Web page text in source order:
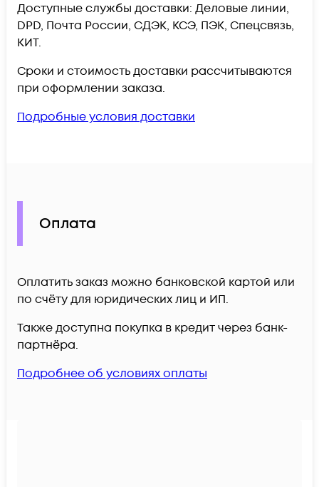
Доступные службы доставки: Деловые линии,
DPD, Почта России, СДЭК, КСЭ, ПЭК, Спецсвязь,
КИТ.
Сроки и стоимость доставки рассчитываются
при оформлении заказа.
Подробные условия доставки
Оплата
Оплатить заказ можно банковской картой или
по счёту для юридических лиц и ИП.
Также доступна покупка в кредит через банк-
партнёра.
Подробнее об условиях оплаты